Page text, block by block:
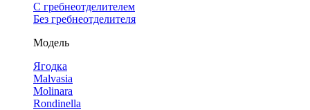
С гребнеотделителем
Без гребнеотделителя
Модель
Ягодка
Malvasia
Molinara
Rondinella